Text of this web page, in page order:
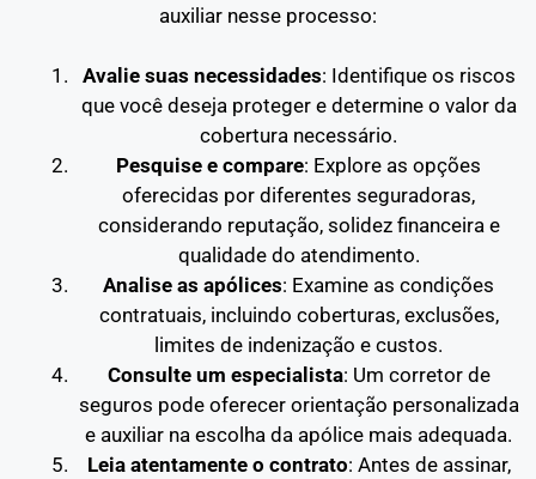
auxiliar nesse processo:
Avalie suas necessidades: Identifique os riscos
que você deseja proteger e determine o valor da
cobertura necessário.
Pesquise e compare: Explore as opções
oferecidas por diferentes seguradoras,
considerando reputação, solidez financeira e
qualidade do atendimento.
Analise as apólices: Examine as condições
contratuais, incluindo coberturas, exclusões,
limites de indenização e custos.
Consulte um especialista: Um corretor de
seguros pode oferecer orientação personalizada
e auxiliar na escolha da apólice mais adequada.
Leia atentamente o contrato: Antes de assinar,